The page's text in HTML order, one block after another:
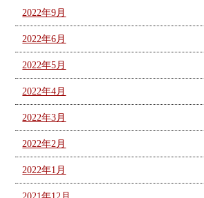
2022年9月
2022年6月
2022年5月
2022年4月
2022年3月
2022年2月
2022年1月